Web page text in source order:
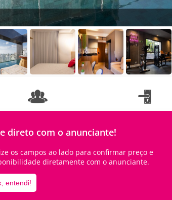
direto com o anunciante!
os campos ao lado para confirmar preço e
diretamente com o anunciante.
entendi!
3 1
Apartamento
Hospede-se neste
sofá-cama, ar-